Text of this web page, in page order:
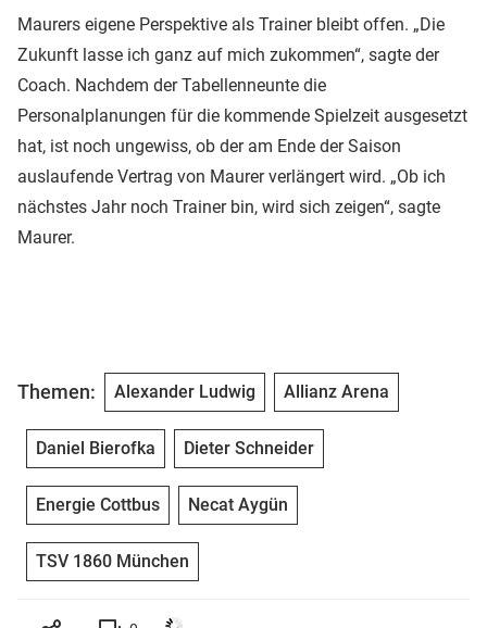
Maurers eigene Perspektive als Trainer bleibt offen. „Die
Zukunft lasse ich ganz auf mich zukommen“, sagte der
Coach. Nachdem der Tabellenneunte die
Personalplanungen für die kommende Spielzeit ausgesetzt
hat, ist noch ungewiss, ob der am Ende der Saison
auslaufende Vertrag von Maurer verlängert wird. „Ob ich
nächstes Jahr noch Trainer bin, wird sich zeigen“, sagte
Maurer.
Themen: Alexander Ludwig Allianz Arena
Daniel Bierofka Dieter Schneider
Energie Cottbus Necat Aygün
TSV 1860 München